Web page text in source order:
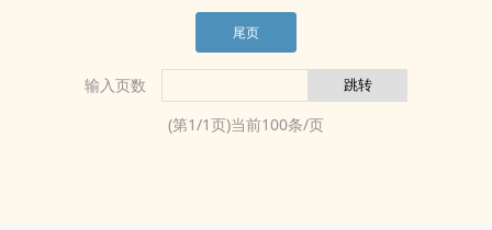
尾页
输入页数
(第1/1页)当前100条/页